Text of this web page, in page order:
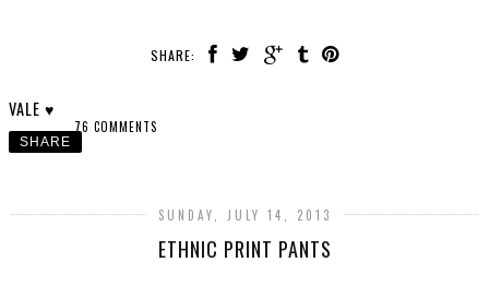
SHARE:
VALE ♥
76 COMMENTS
SHARE
SUNDAY, JULY 14, 2013
ETHNIC PRINT PANTS